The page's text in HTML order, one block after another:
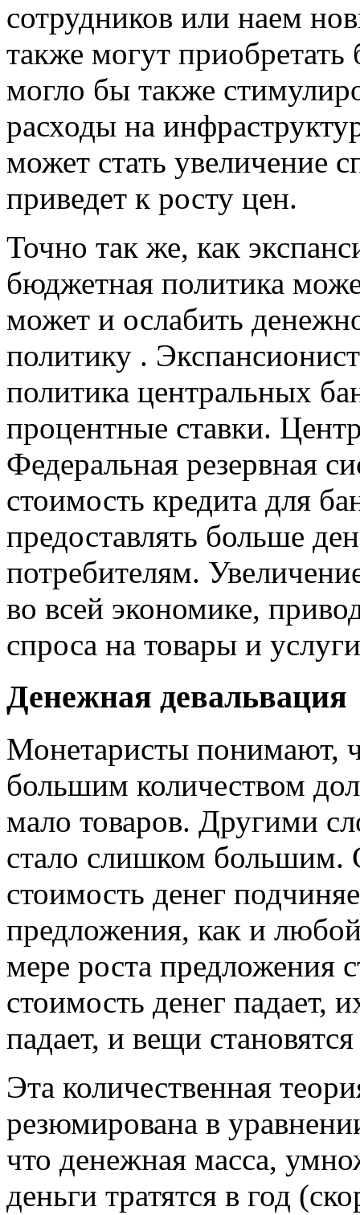
сотрудников или наем
также могут
могло бы также
расходы на
может стать увеличение
приведет к росту цен.
Точно так же, как
бюджетная политика
может и ослабить
политику .
политика центральных
процентные ставки.
Федеральная резервная
стоимость кредита для
предоставлять больше
потребителям.
во всей экономике,
спроса на товары и
Денежная девальвация
Монетаристы понимают,
большим количеством
мало товаров. Другими
стало слишком большим.
стоимость денег
предложения, как и
мере роста предложения
стоимость денег падает,
падает, и вещи
Эта количественная
резюмирована в
что денежная масса,
деньги тратятся в год